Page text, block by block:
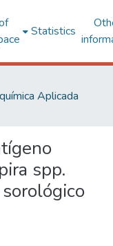
Statistics
Aplicada
spp.